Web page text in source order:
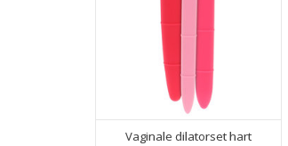
Vaginale dilatorset hart